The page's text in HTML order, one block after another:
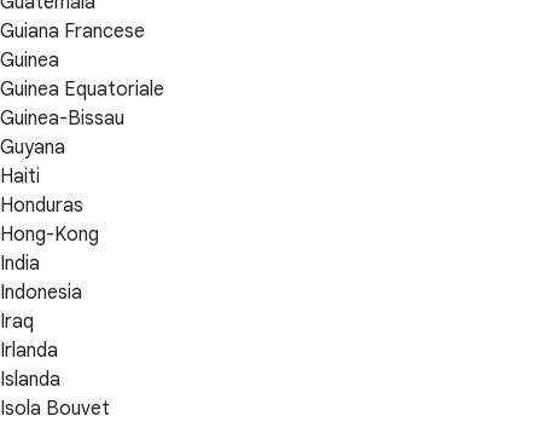
Guiana Francese
Guinea
Guinea Equatoriale
Guinea-Bissau
Guyana
Haiti
Honduras
Hong-Kong
India
Indonesia
Iraq
Irlanda
Islanda
Isola Bouvet